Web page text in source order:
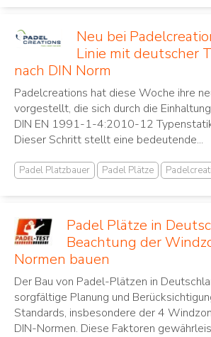
Neu bei
Linie mit deutscher
nach DIN Norm
Padelcreations hat diese Woche ihre
vorgestellt, die sich durch die
DIN EN 1991-1-4:2010-12
Dieser Schritt stellt eine bedeutende...
Padel Platzbauer Padel Plätze
Padel Plätze in
Beachtung der
Normen bauen
Der Bau von Padel-Plätzen in
sorgfältige Planung und
Standards, insbesondere der 4
DIN-Normen. Diese Faktoren